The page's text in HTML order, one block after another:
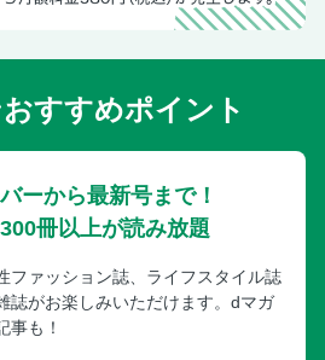
すすめポイント
ーから最新号まで！
冊以上が読み放題
ファッション誌、ライフスタイル誌
誌がお楽しみいただけます。dマガ
事も！